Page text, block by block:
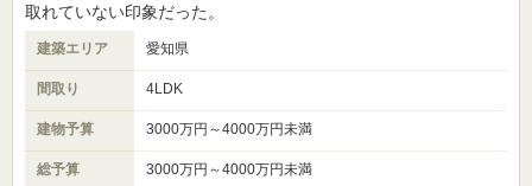
取れていない印象だった。
建築エリア 愛知県
間取り 4LDK
建物予算 3000万円～4000万円未満
総予算 3000万円～4000万円未満